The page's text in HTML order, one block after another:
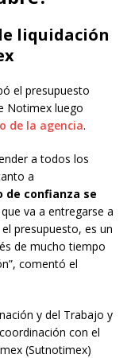
liquidación
el presupuesto
Notimex luego
de la agencia.
a todos los
a
de confianza se
va a entregarse a
presupuesto, es un
de mucho tiempo
comentó el
y del Trabajo y
con el
(Sutnotimex)